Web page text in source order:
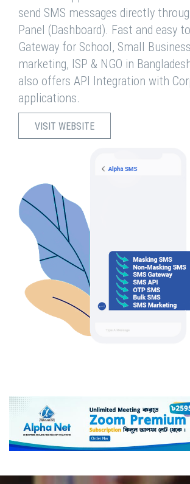
send SMS messages directly
Panel (Dashboard). Fast and easy
Gateway for School, Small
marketing, ISP & NGO in
also offers API Integration with
applications.
VISIT WEBSITE